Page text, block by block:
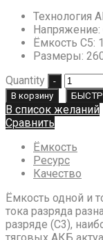
Технология
Напряжение:
Ёмкость C5:
Размеры:
Quantity
В корзину
В список желаний
Сравнить
Ёмкость
Ресурс
Качество
Ёмкость одной и
тока разряда
разряде (С3),